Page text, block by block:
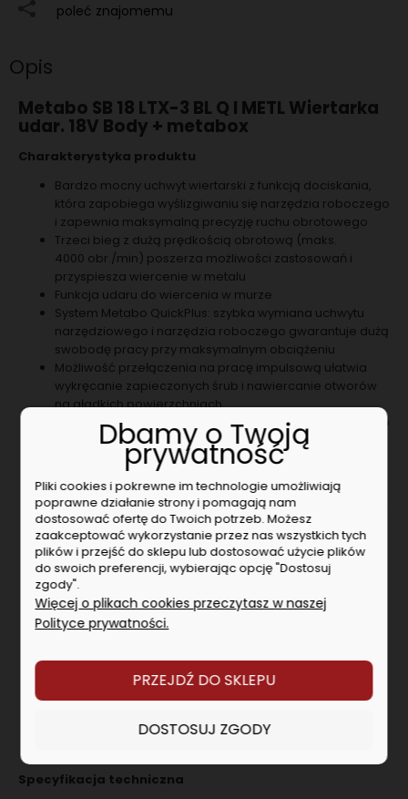
poleć znajomemu
Opis
Metabo SB 18 LTX-3 BL Q I METL Wiertarka
udar. 18V Body + metabox
Charakterystyka produktu
Bardzo mocny uchwyt wiertarski z funkcją dociskania,
która zapobiega wyślizgiwaniu się narzędzia roboczego
i zapewnia maksymalną precyzję ruchu obrotowego
Trzeci bieg z dużą prędkością obrotową (maks.
4000 obr./min) poszerza możliwości zastosowań i
przyspiesza wiercenie w metalu
Funkcja udaru do wiercenia w murze
System Metabo QuickPlus: szybka wymiana uchwytu
narzędziowego i narzędzia roboczego gwarantuje dużą
swobodę pracy przy maksymalnym obciążeniu
Możliwość przełączenia na pracę impulsową ułatwia
wykręcanie zapieczonych śrub i nawiercanie otworów
na gładkich powierzchniach
Precision Stop: elektroniczne sprzęgło przeciążeniowe o
zwiększonej precyzji, umożliwiające dokładną pracę z
większym wyczuciem
Zabezpieczenie przeciążeniowe: chroni silnik przed
przegrzaniem
Elektroniczny wyłącznik bezpieczeństwa: brak odrzutu w
przypadku zablokowania wiertła – wysoki poziom
ochrony użytkownika
Zintegrowanie światło robocze LED z funkcją
opóźnionego wyłączania zapewnia optymalne
rozjaśnienie obszaru roboczego
Z praktycznym zaczepem do paska i pojemnikiem na
lewej strony.
Z metaBOX, inteligentnym rozwiązaniem transportu i
można łączyć z wszystkimi akumulatorami 18 V i
Specyfikacja techniczna
Dbamy o Twoją
prywatność
Pliki cookies i pokrewne im technologie umożliwiają
poprawne działanie strony i pomagają nam
dostosować ofertę do Twoich potrzeb. Możesz
zaakceptować wykorzystanie przez nas wszystkich tych
plików i przejść do sklepu lub dostosować użycie plików
do swoich preferencji, wybierając opcję "Dostosuj
zgody".
Więcej o plikach cookies przeczytasz w naszej
Polityce prywatności.
PRZEJDŹ DO SKLEPU
DOSTOSUJ ZGODY